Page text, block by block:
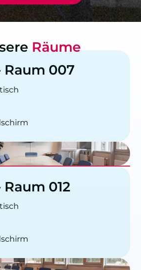
geht's
Räume
Raum 007
Raum 012